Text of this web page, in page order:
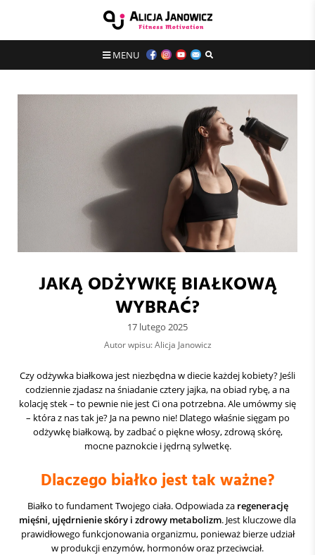
MENU
JAKĄ ODŻYWKĘ BIAŁKOWĄ
WYBRAĆ?
17 lutego 2025
Autor wpisu: Alicja Janowicz
Czy odżywka białkowa jest niezbędna w diecie każdej kobiety? Jeśli
codziennie zjadasz na śniadanie cztery jajka, na obiad rybę, a na
kolację stek – to pewnie nie jest Ci ona potrzebna. Ale umówmy się
– która z nas tak je? Ja na pewno nie! Dlatego właśnie sięgam po
odżywkę białkową, by zadbać o piękne włosy, zdrową skórę,
mocne paznokcie i jędrną sylwetkę.
Dlaczego białko jest tak ważne?
Białko to fundament Twojego ciała. Odpowiada za regenerację
mięśni, ujędrnienie skóry i zdrowy metabolizm. Jest kluczowe dla
prawidłowego funkcjonowania organizmu, ponieważ bierze udział
w produkcji enzymów, hormonów oraz przeciwciał.